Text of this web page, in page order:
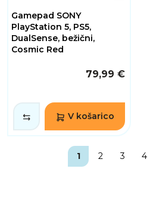
Gamepad SONY
PlayStation 5, PS5,
DualSense, bežični,
Cosmic Red
79,99 €
V košarico
1 2 3 4